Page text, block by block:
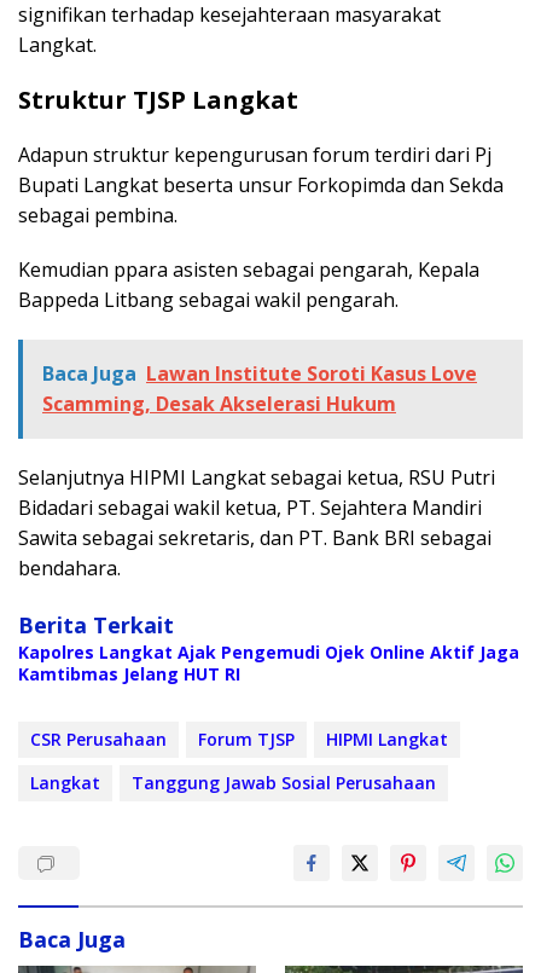
signifikan terhadap kesejahteraan masyarakat
Langkat.
Struktur TJSP Langkat
Adapun struktur kepengurusan forum terdiri dari Pj
Bupati Langkat beserta unsur Forkopimda dan Sekda
sebagai pembina.
Kemudian ppara asisten sebagai pengarah, Kepala
Bappeda Litbang sebagai wakil pengarah.
Baca Juga Lawan Institute Soroti Kasus Love
Scamming, Desak Akselerasi Hukum
Selanjutnya HIPMI Langkat sebagai ketua, RSU Putri
Bidadari sebagai wakil ketua, PT. Sejahtera Mandiri
Sawita sebagai sekretaris, dan PT. Bank BRI sebagai
bendahara.
Berita Terkait
Kapolres Langkat Ajak Pengemudi Ojek Online Aktif Jaga
Kamtibmas Jelang HUT RI
CSR Perusahaan Forum TJSP
HIPMI Langkat
Langkat
Tanggung Jawab Sosial Perusahaan
Baca Juga